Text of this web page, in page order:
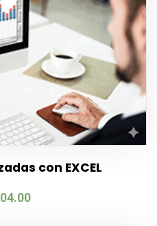
con EXCEL